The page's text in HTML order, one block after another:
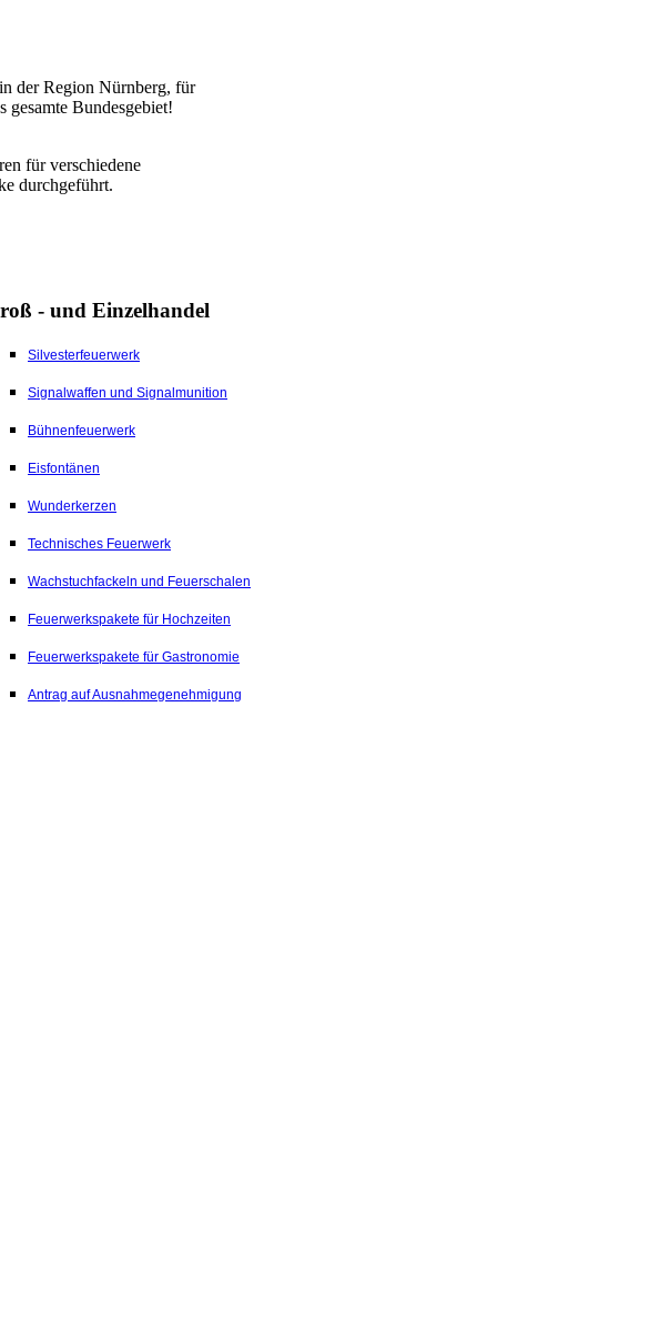
der Region Nürnberg, für
Bundesgebiet!
für verschiedene
durchgeführt.
- und Einzelhandel
Silvesterfeuerwerk
Signalwaffen und Signalmunition
Bühnenfeuerwerk
Eisfontänen
Wunderkerzen
Technisches Feuerwerk
Wachstuchfackeln und Feuerschalen
Feuerwerkspakete für Hochzeiten
Feuerwerkspakete für Gastronomie
Antrag auf Ausnahmegenehmigung